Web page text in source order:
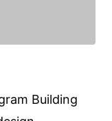
all’edificio